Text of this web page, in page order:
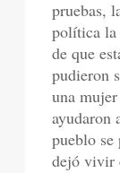
pruebas,
política la
de que
pudieron
una
ayudaron
pueblo
dejó vivir